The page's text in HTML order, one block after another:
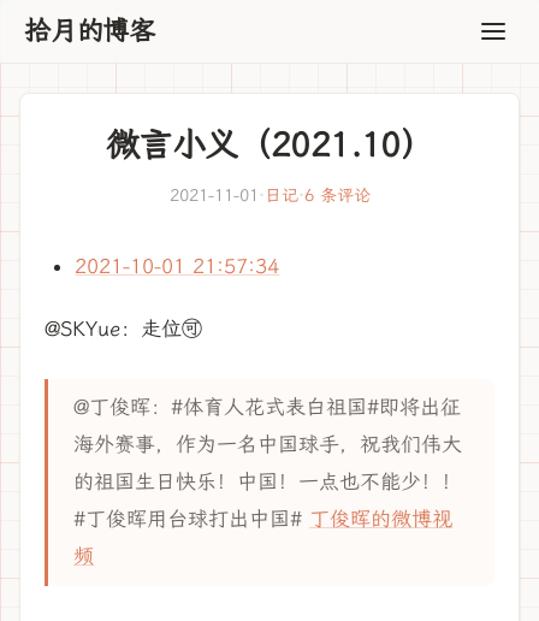
拾月的博客
微言小义（2021.10）
2021-11-01 · 日记·6 条评论
2021-10-01 21:57:34
@SKYue：走位🉑
@丁俊晖：#体育人花式表白祖国#即将出征
海外赛事，作为一名中国球手，祝我们伟大
的祖国生日快乐！中国！一点也不能少！！
#丁俊晖用台球打出中国# 丁俊晖的微博视
频